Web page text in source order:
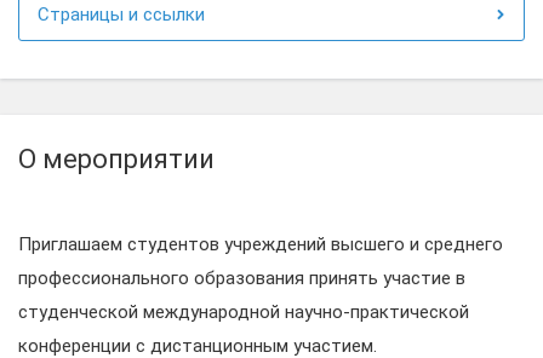
Страницы и ссылки
О мероприятии
Приглашаем студентов учреждений высшего и среднего
профессионального образования принять участие в
студенческой международной научно-практической
конференции с дистанционным участием.